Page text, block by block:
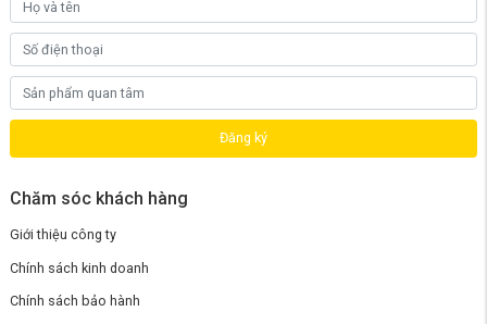
Đăng ký
Chăm sóc khách hàng
Giới thiệu công ty
Chính sách kinh doanh
Chính sách bảo hành